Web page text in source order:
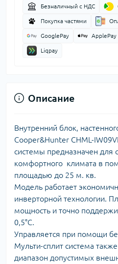
Безналичный с НДС
Покупка частями
GooglePay ApplePay
Liqpay
Описание
Внутренний блок,
Cooper&Hunter CHML-
системы предназначен для
комфортного климата в
площадью до 25 м. кв.
Модель работает
инверторной технологии.
мощность и точно
0,5°С.
Управляется при помощи
Мульти-сплит система
диапазон допустимых